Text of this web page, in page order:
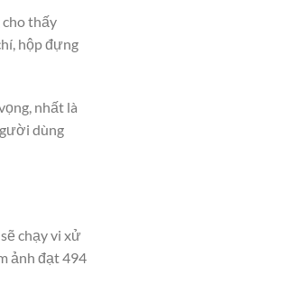
cho thấy
hộp đựng
nhất là
dùng
chạy vi xử
ảnh đạt 494